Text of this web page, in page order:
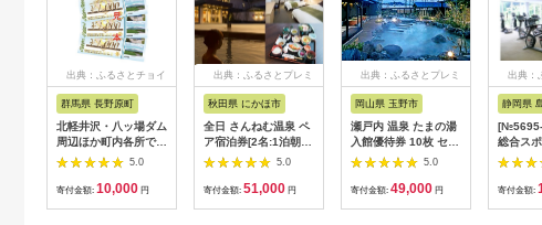
出典：ふるさとチョイ
群馬県 長野原町
北軽井沢・八ッ場ダム
周辺ほか町内各所で利
用可能な長野原町ふる
さと感謝券（3,000円
分）
5.0
寄付金額: 10,000 円
出典：ふるさとプレミ
秋田県 にかほ市
全日 さんねむ温泉 ペ
ア宿泊券[2名:1泊朝食
付・スタンダードツイ
ン] 旅行券 チケット
5.0
寄付金額: 51,000 円
出典：ふるさとプレミ
岡山県 玉野市
瀬戸内 温泉 たまの湯
入館優待券 10枚 セッ
ト 利用券 チケット
5.0
寄付金額: 49,000 円
出典：
静岡県
[№5695-
総合スポ
利用回
（プー
グ室)
寄付金額: